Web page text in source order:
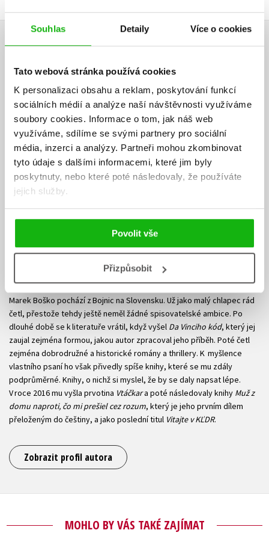
Souhlas Detaily Více o cookies
Tato webová stránka používá cookies
K personalizaci obsahu a reklam, poskytování funkcí
sociálních médií a analýze naší návštěvnosti využíváme
soubory cookies. Informace o tom, jak náš web
využíváme, sdílíme se svými partnery pro sociální
média, inzerci a analýzy. Partneři mohou zkombinovat
tyto údaje s dalšími informacemi, které jim byly
poskytnuty, nebo které poté následovaly, že používáte
jejich služby.
Povolit vše
Přizpůsobit
AUTOR KNIHY
Marek Boško pochází z Bojnic na Slovensku. Už jako malý chlapec rád
četl, přestože tehdy ještě neměl žádné spisovatelské ambice. Po
dlouhé době se k literatuře vrátil, když vyšel Da Vinciho kód, který jej
zaujal zejména formou, jakou autor zpracoval jeho příběh. Poté četl
zejména dobrodružné a historické romány a thrillery. K myšlence
vlastního psaní ho však přivedly spíše knihy, které se mu zdály
podprůměrné. Knihy, o nichž si myslel, že by se daly napsat lépe.
V roce 2016 mu vyšla prvotina Vtáčkara poté následovaly knihy Muž z
domu naproti, čo mi prešiel cez rozum, který je jeho prvním dílem
přeloženým do češtiny, a jako poslední titul Vitajte v KĽDR.
Zobrazit profil autora
MOHLO BY VÁS TAKÉ ZAJÍMAT